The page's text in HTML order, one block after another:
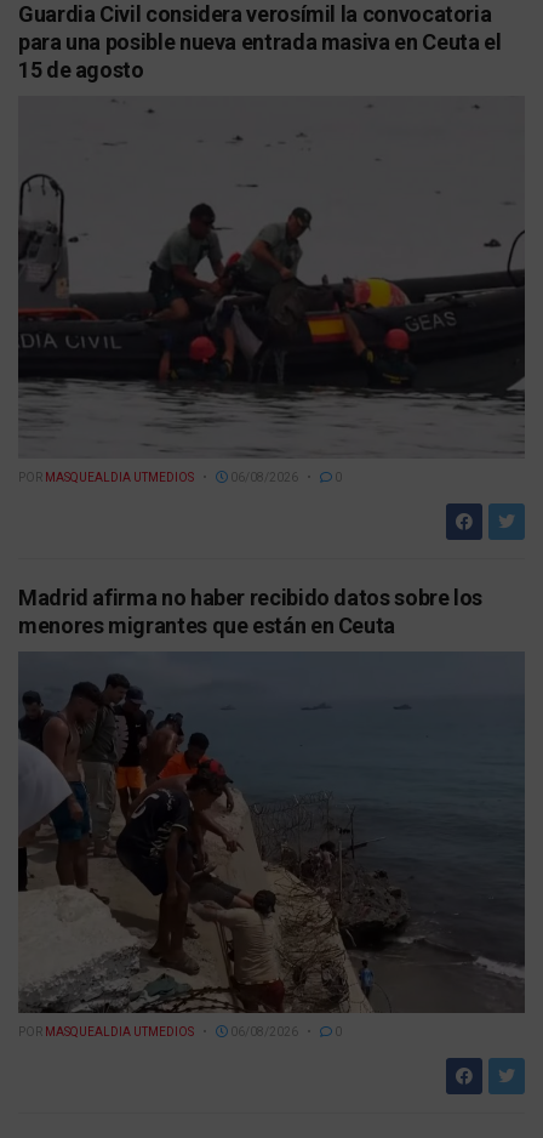
Guardia Civil considera verosímil la convocatoria
para una posible nueva entrada masiva en Ceuta el
15 de agosto
POR MASQUEALDIA UTMEDIOS 06/08/2026 0
Madrid afirma no haber recibido datos sobre los
menores migrantes que están en Ceuta
POR MASQUEALDIA UTMEDIOS 06/08/2026 0